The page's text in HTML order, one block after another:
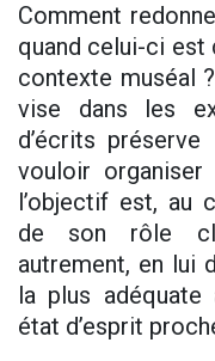
Comment
quand celui-ci est
contexte muséal
vise dans les
d’écrits
vouloir
l’objectif est, au
de son rôle
autrement, en lui
la plus adéquate
état d’esprit